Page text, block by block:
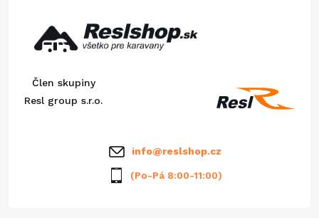
Člen skupiny
Resl group s.r.o.
info@reslshop.cz
(Po-Pá 8:00-11:00)